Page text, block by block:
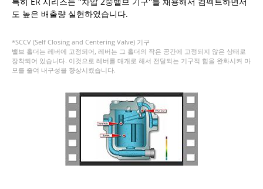
도 높은 배출량 실현하였습니다.
*SCCV (Self Closing and Centering Valve) 기구
밸브 홀더는 레버에 고정되어, 레버는 그 홀더의 작은 공간에 고정되지 않은 상태로
장착되어 있습니다. 이것으로 레버를 매개로 해서 전달되는 기구적 힘을 완화시켜 마
모를 줄여 내구성을 향상시켰습니다.